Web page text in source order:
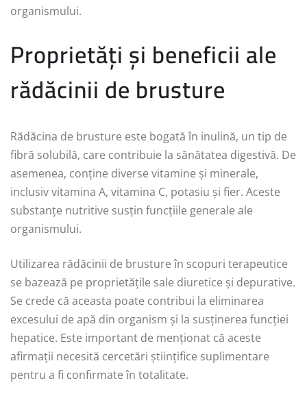
organismului.
Proprietăți și beneficii ale
rădăcinii de brusture
Rădăcina de brusture este bogată în inulină, un tip de
fibră solubilă, care contribuie la sănătatea digestivă. De
asemenea, conține diverse vitamine și minerale,
inclusiv vitamina A, vitamina C, potasiu și fier. Aceste
substanțe nutritive susțin funcțiile generale ale
organismului.
Utilizarea rădăcinii de brusture în scopuri terapeutice
se bazează pe proprietățile sale diuretice și depurative.
Se crede că aceasta poate contribui la eliminarea
excesului de apă din organism și la susținerea funcției
hepatice. Este important de menționat că aceste
afirmații necesită cercetări științifice suplimentare
pentru a fi confirmate în totalitate.